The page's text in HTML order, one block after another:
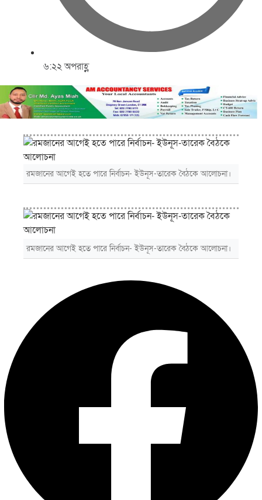
৬:২২ অপরাহ্ণ
রমজানের আগেই হতে পারে নির্বাচন- ইউনূস-তারেক বৈঠকে আলোচনা।
রমজানের আগেই হতে পারে নির্বাচন- ইউনূস-তারেক বৈঠকে আলোচনা।